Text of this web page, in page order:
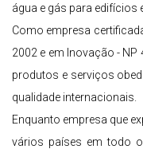
água e gás para edifícios
Como empresa
2002 e em Inovação -
produtos e serviços
qualidade internacionais.
Enquanto empresa que
vários países em todo